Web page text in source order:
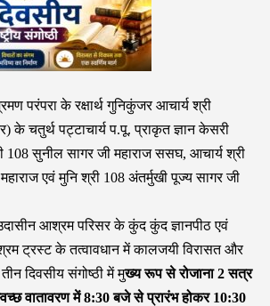
परंपरा के रक्षार्थ गुनिकुंजर आचार्य श्री
चतुर्थ पट्टाचार्य प.पू. प्राकृत ज्ञान केसरी
108 सुनील सागर जी महाराज ससघ, आचार्य श्री
एवं मुनि श्री 108 अंतर्मुखी पूज्य सागर जी
आश्रम परिसर के कुंद कुंद ज्ञानपीठ एवं
ट्रस्ट के तत्वावधान में कालजयी विरासत और
दिवसीय संगोष्ठी में मुख्य रूप से रोजाना 2 सत्र
वातावरण में 8:30 बजे से प्रारंभ होकर 10:30